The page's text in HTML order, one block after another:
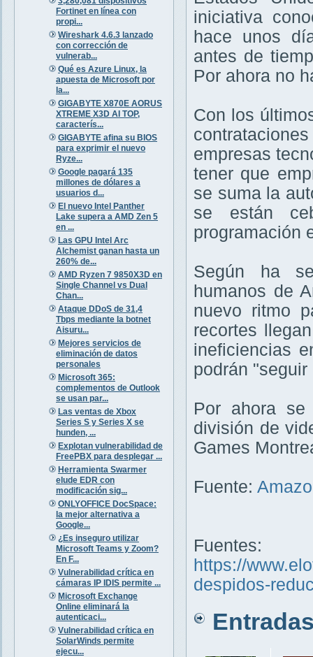
Fortinet en línea con
propi...
Wireshark 4.6.3 lanzado
con corrección de
vulnerab...
Qué es Azure Linux, la
apuesta de Microsoft por
la...
GIGABYTE X870E AORUS
XTREME X3D AI TOP,
caracterís...
GIGABYTE afina su BIOS
para exprimir el nuevo
Ryze...
Google pagará 135
millones de dólares a
usuarios d...
El nuevo Intel Panther
Lake supera a AMD Zen 5
en ...
Las GPU Intel Arc
Alchemist ganan hasta un
260% de...
AMD Ryzen 7 9850X3D en
Single Channel vs Dual
Chan...
Ataque DDoS de 31,4
Tbps mediante la botnet
Aisuru...
Mejores servicios de
eliminación de datos
personales
Microsoft 365:
complementos de Outlook
se usan par...
Las ventas de Xbox
Series S y Series X se
hunden, ...
Explotan vulnerabilidad de
FreePBX para desplegar ...
Herramienta Swarmer
elude EDR con
modificación sig...
ONLYOFFICE DocSpace:
la mejor alternativa a
Google...
¿Es inseguro utilizar
Microsoft Teams y Zoom?
En F...
Vulnerabilidad crítica en
cámaras IP IDIS permite ...
Microsoft Exchange
Online eliminará la
autenticaci...
Vulnerabilidad crítica en
SolarWinds permite
ejecu...
iniciativa
hace unos
antes de
Por ahora no
Con los
empresas
tener que
se suma la
se están
programación
Según ha
humanos de
nuevo ritmo
recortes
ineficiencias
podrán
Por ahora
división de
Games
Fuente:
Fuentes:
https://
despidos-
Entradas